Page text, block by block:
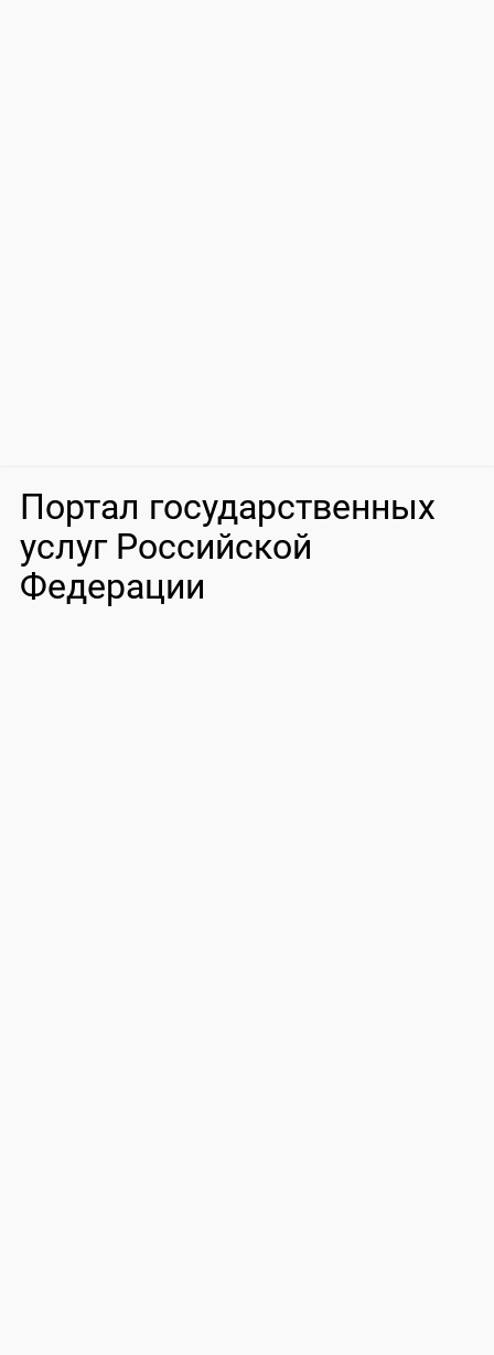
Портал государственных
услуг Российской
Федерации